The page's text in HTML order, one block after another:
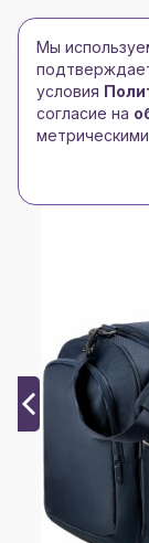
ToggleToggle
Главная/
Сумка
Мы
условия
согласие на